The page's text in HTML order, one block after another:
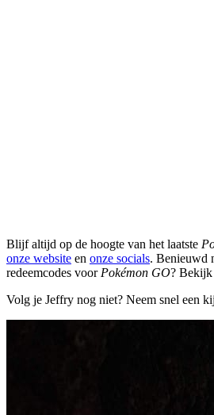
Blijf altijd op de hoogte van het laatste
onze website en onze socials. Benieuwd
redeemcodes voor Pokémon GO? Bekijk
Volg je Jeffry nog niet? Neem snel een